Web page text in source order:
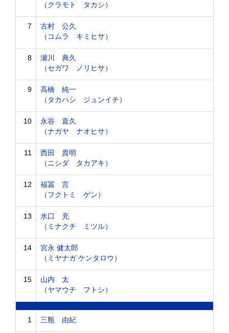
（クラモト タカシ）
7
古村 公久
（コムラ キミヒサ）
8
瀬川 典久
（セガワ ノリヒサ）
9
高橋 純一
（タカハシ ジュンイチ）
10
永谷 直久
（ナガヤ ナオヒサ）
11
西田 貴明
（ニシダ タカアキ）
12
福冨 言
（フクトミ ゲン）
13
水口 充
（ミナクチ ミツル）
14
宮永 健太郎
（ミヤナガ ケンタロウ）
15
山内 太
（ヤマウチ フトシ）
1 三瓶 由紀